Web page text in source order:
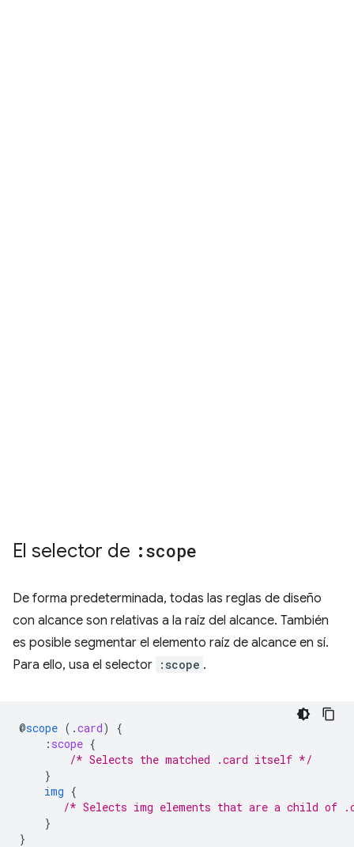
El selector de :scope
De forma predeterminada, todas las reglas de diseño
con alcance son relativas a la raíz del alcance. También
es posible segmentar el elemento raíz de alcance en sí.
Para ello, usa el selector :scope .
@scope ( .card)
{
: scope {
/* Selects the matched .card itself */
}
img {
/* Selects img elements that are a child of
}
}